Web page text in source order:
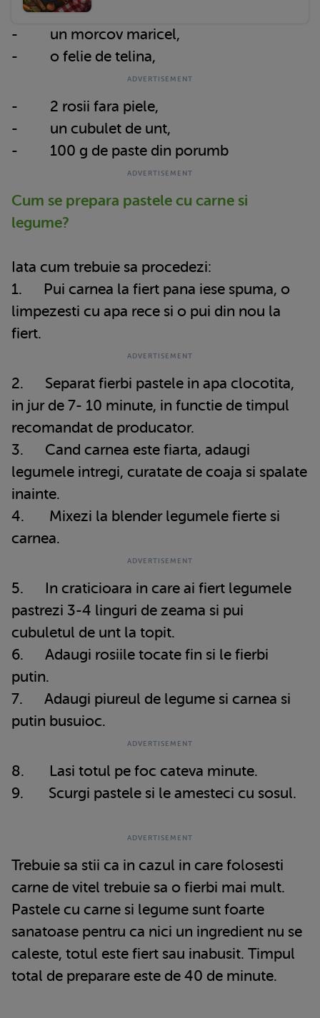
- un morcov maricel,
- o felie de telina,
- 2 rosii fara piele,
- un cubulet de unt,
- 100 g de paste din porumb
Cum se prepara pastele cu carne si
legume?
Iata cum trebuie sa procedezi:
1. Pui carnea la fiert pana iese spuma, o
limpezesti cu apa rece si o pui din nou la
fiert.
2. Separat fierbi pastele in apa clocotita,
in jur de 7- 10 minute, in functie de timpul
recomandat de producator.
3. Cand carnea este fiarta, adaugi
legumele intregi, curatate de coaja si spalate
inainte.
4. Mixezi la blender legumele fierte si
carnea.
5. In craticioara in care ai fiert legumele
pastrezi 3-4 linguri de zeama si pui
cubuletul de unt la topit.
6. Adaugi rosiile tocate fin si le fierbi
putin.
7. Adaugi piureul de legume si carnea si
putin busuioc.
8. Lasi totul pe foc cateva minute.
9. Scurgi pastele si le amesteci cu sosul.
Trebuie sa stii ca in cazul in care folosesti
carne de vitel trebuie sa o fierbi mai mult.
Pastele cu carne si legume sunt foarte
sanatoase pentru ca nici un ingredient nu se
caleste, totul este fiert sau inabusit. Timpul
total de preparare este de 40 de minute.